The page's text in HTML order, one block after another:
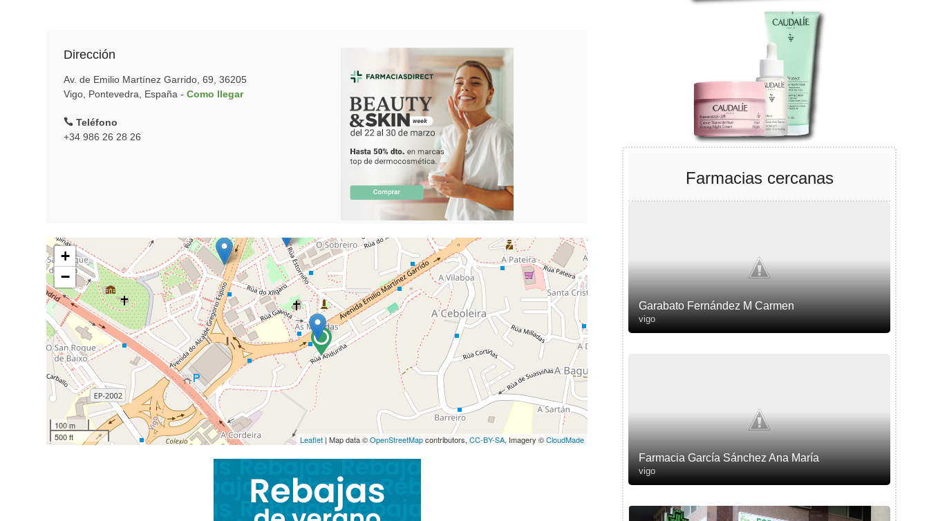
Dirección
Av. de Emilio Martínez Garrido, 69, 36205
Vigo, Pontevedra, España - Como llegar
Teléfono
+34 986 26 28 26
+
−
100 m
500 ft
Leaflet | Map data ©OpenStreetMapcontributors,CC-BY-SA, Imagery ©CloudMade
Farmacias cercanas
Garabato Fernández M Carmen
vigo
Farmacia García Sánchez Ana María
vigo